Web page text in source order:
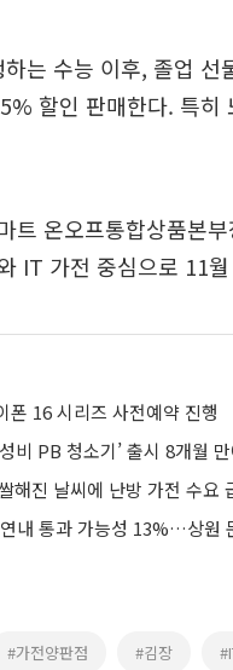
는 수능 이후, 졸업
할인 판매한다. 특히
트 온오프통합상품본
IT 가전 중심으로 11
폰 16 시리즈 사전예약 진행
비 PB 청소기’ 출시 8개월
해진 날씨에 난방 가전 수요
내 통과 가능성 13%…상원
#가전양판점 #김장